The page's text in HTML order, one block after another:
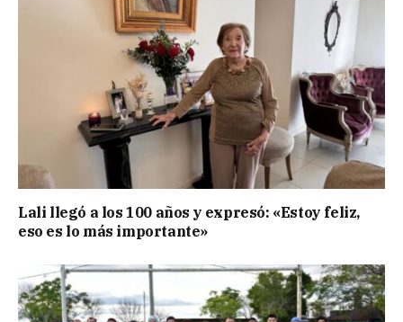
Lali llegó a los 100 años y expresó: «Estoy feliz,
eso es lo más importante»